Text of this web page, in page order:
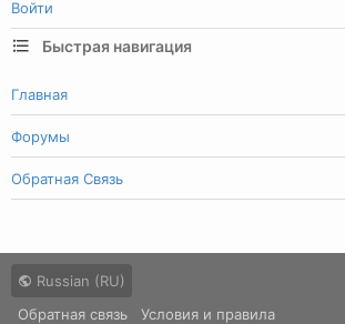
Войти
Быстрая навигация
Главная
Форумы
Обратная Связь
Russian (RU)
Обратная связь
Условия и правила